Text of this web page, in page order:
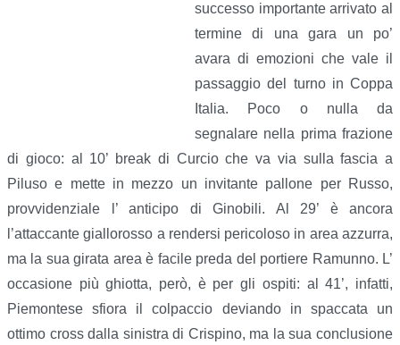
successo importante arrivato al
termine di una gara un po’
avara di emozioni che vale il
passaggio del turno in Coppa
Italia. Poco o nulla da
segnalare nella prima frazione
di gioco: al 10’ break di Curcio che va via sulla fascia a
Piluso e mette in mezzo un invitante pallone per Russo,
provvidenziale l’ anticipo di Ginobili. Al 29’ è ancora
l’attaccante giallorosso a rendersi pericoloso in area azzurra,
ma la sua girata area è facile preda del portiere Ramunno. L’
occasione più ghiotta, però, è per gli ospiti: al 41’, infatti,
Piemontese sfiora il colpaccio deviando in spaccata un
ottimo cross dalla sinistra di Crispino, ma la sua conclusione